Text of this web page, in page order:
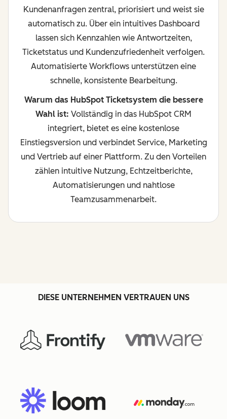
Kundenanfragen zentral, priorisiert und weist sie
automatisch zu. Über ein intuitives Dashboard
lassen sich Kennzahlen wie Antwortzeiten,
Ticketstatus und Kundenzufriedenheit verfolgen.
Automatisierte Workflows unterstützen eine
schnelle, konsistente Bearbeitung.
Warum das HubSpot Ticketsystem die bessere
Wahl ist: Vollständig in das HubSpot CRM
integriert, bietet es eine kostenlose
Einstiegsversion und verbindet Service, Marketing
und Vertrieb auf einer Plattform. Zu den Vorteilen
zählen intuitive Nutzung, Echtzeitberichte,
Automatisierungen und nahtlose
Teamzusammenarbeit.
DIESE UNTERNEHMEN VERTRAUEN UNS